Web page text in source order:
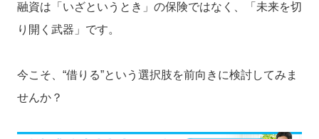
融資は「いざというとき」の保険ではなく、「未来を切
り開く武器」です。
今こそ、“借りる”という選択肢を前向きに検討してみま
せんか？